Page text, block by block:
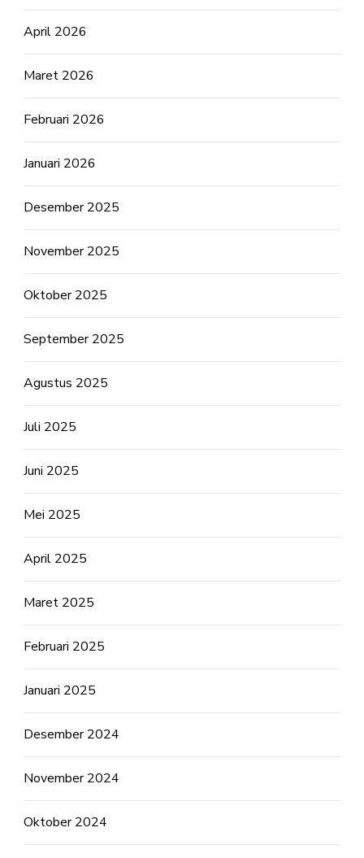
April 2026
Maret 2026
Februari 2026
Januari 2026
Desember 2025
November 2025
Oktober 2025
September 2025
Agustus 2025
Juli 2025
Juni 2025
Mei 2025
April 2025
Maret 2025
Februari 2025
Januari 2025
Desember 2024
November 2024
Oktober 2024